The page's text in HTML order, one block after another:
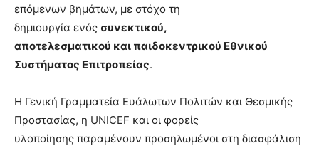
επόμενων βημάτων, με στόχο τη
δημιουργία ενός συνεκτικού,
αποτελεσματικού και παιδοκεντρικού Εθνικού
Συστήματος Επιτροπείας.
Η Γενική Γραμματεία Ευάλωτων Πολιτών και Θεσμικής
Προστασίας, η UNICEF και οι φορείς
υλοποίησης παραμένουν προσηλωμένοι στη διασφάλιση